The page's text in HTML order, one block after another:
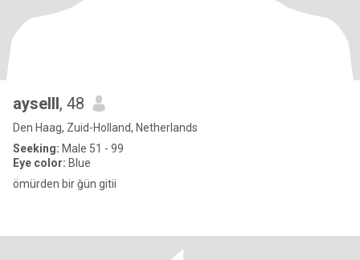
ayselll, 48
Den Haag, Zuid-Holland, Netherlands
Seeking: Male 51 - 99
Eye color: Blue
ömürden bir ğün gitii